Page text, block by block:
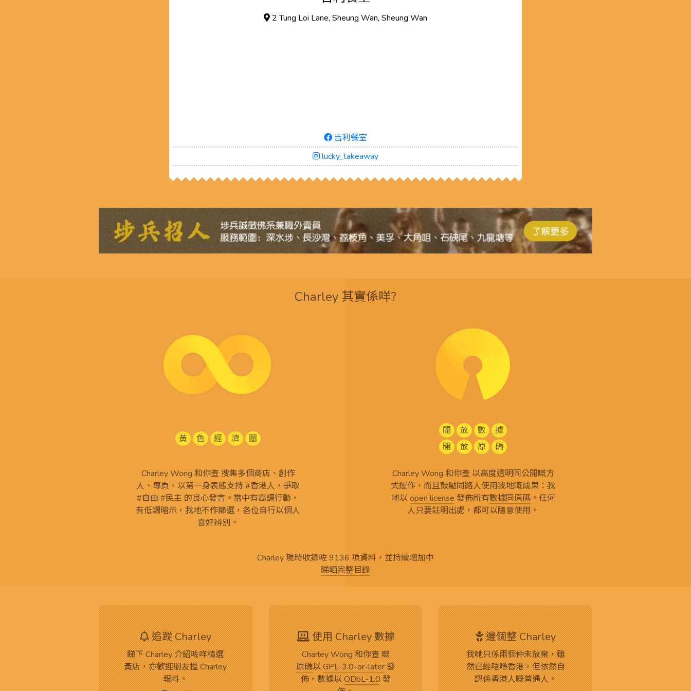
2 Tung Loi Lane, Sheung Wan, Sheung Wan
吉利餐室
lucky_takeaway
Charley 其實係咩?
黃 色 經 濟 圈
Charley Wong 和你查 搜集多個商店、創作
人、專頁，以第一身表態支持 #香港人，爭取
#自由 #民主 的良心發言。當中有高調行動，
有低調暗示，我地不作篩選，各位自行以個人
喜好辨別。
開 放 數
據
開
放 原 碼
Charley Wong 和你查 以高度透明同公開嘅方
式運作，而且鼓勵同路人使用我地嘅成果：我
地以open license 發佈所有數據同原碼。任何
人只要註明出處，都可以隨意使用。
Charley 現時收錄咗 9136 項資料，並持續增加中
睇晒完整目錄
追蹤 Charley
睇下 Charley 介紹咗咩精選
黃店，亦歡迎朋友搵 Charley
報料。
使用 Charley 數據
Charley Wong 和你查 嘅
原碼以GPL-3.0-or-later發
佈，數據以ODbL-1.0發
邊個整 Charley
我哋只係兩個仲未放棄，雖
然已經唔喺香港，但依然自
認係香港人嘅普通人。